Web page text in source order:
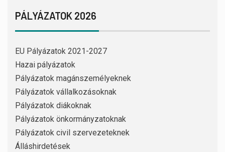
PÁLYÁZATOK 2026
EU Pályázatok 2021-2027
Hazai pályázatok
Pályázatok magánszemélyeknek
Pályázatok vállalkozásoknak
Pályázatok diákoknak
Pályázatok önkormányzatoknak
Pályázatok civil szervezeteknek
Álláshirdetések